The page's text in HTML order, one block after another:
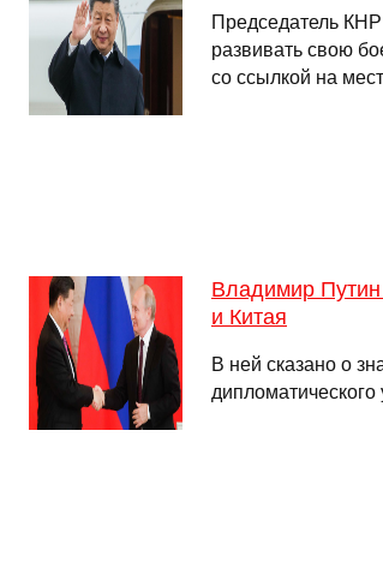
Председатель
развивать свою
со ссылкой на
Владимир Путин
и Китая
В ней сказано о